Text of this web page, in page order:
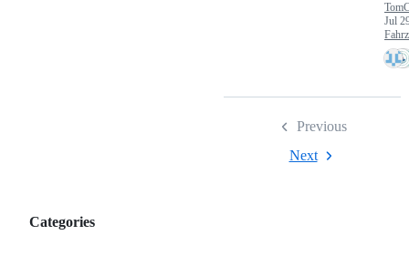
Categories,
Categories
Jul
Previous
Next